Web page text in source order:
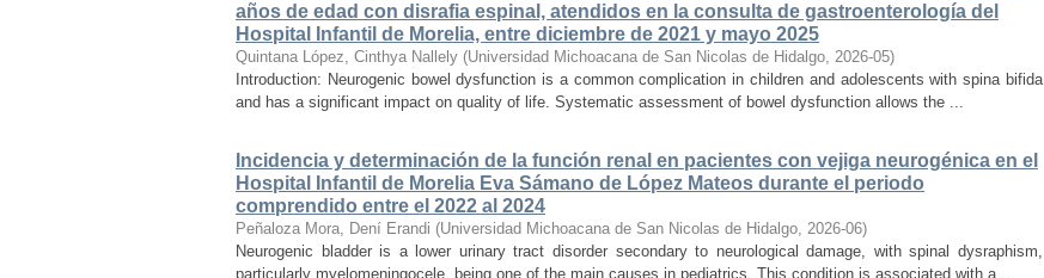
años de edad con disrafia espinal, atendidos en la consulta de gastroenterología del
Hospital Infantil de Morelia, entre diciembre de 2021 y mayo 2025
Quintana López, Cinthya Nallely (Universidad Michoacana de San Nicolas de Hidalgo, 2026-05)
Introduction: Neurogenic bowel dysfunction is a common complication in children and adolescents with spina bifida
and has a significant impact on quality of life. Systematic assessment of bowel dysfunction allows the ...
Incidencia y determinación de la función renal en pacientes con vejiga neurogénica en el
Hospital Infantil de Morelia Eva Sámano de López Mateos durante el periodo
comprendido entre el 2022 al 2024
Peñaloza Mora, Dení Erandi (Universidad Michoacana de San Nicolas de Hidalgo, 2026-06)
Neurogenic bladder is a lower urinary tract disorder secondary to neurological damage, with spinal dysraphism,
particularly myelomeningocele, being one of the main causes in pediatrics. This condition is associated with a ...